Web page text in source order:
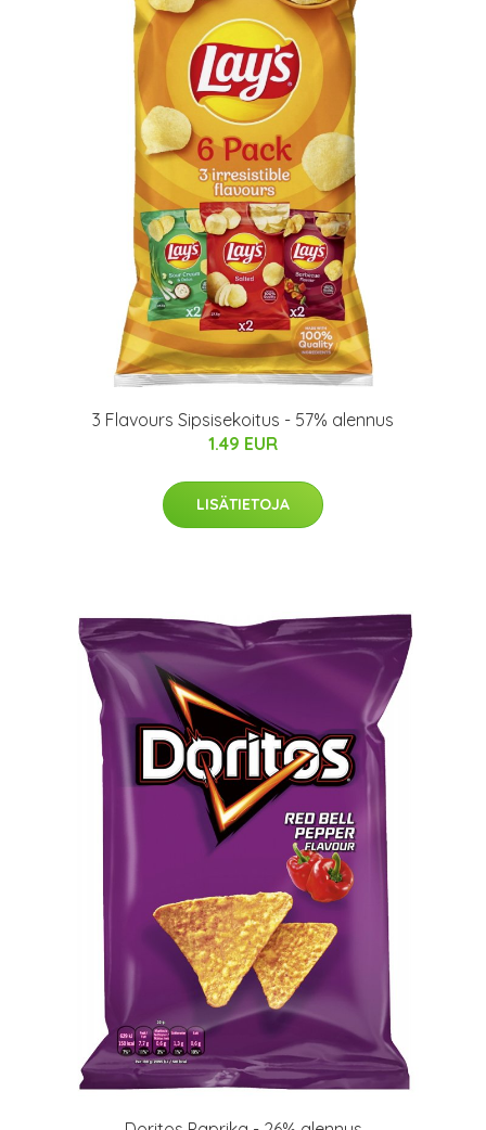
3 Flavours Sipsisekoitus - 57% alennus
1.49 EUR
LISÄTIETOJA